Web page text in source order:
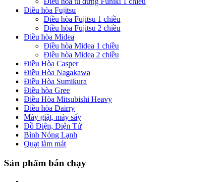
Điều hòa Fujitsu
Điều hòa Fujitsu 1 chiều
Điều hòa Fujitsu 2 chiều
Điều hòa Midea
Điều hòa Midea 1 chiều
Điều hòa Midea 2 chiều
Điều Hòa Casper
Điều Hòa Nagakawa
Điều Hòa Sumikura
Điều hòa Gree
Điều Hòa Mitsubishi Heavy
Điều hòa Dairry
Máy giặt, máy sấy
Đồ Điện, Điện Tử
Bình Nóng Lạnh
Quạt làm mát
Sản phẩm bán chạy